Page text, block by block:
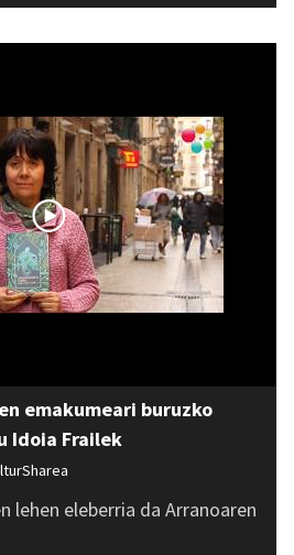
emakumeari buruzko
Idoia Frailek
lehen eleberria da Arranoaren